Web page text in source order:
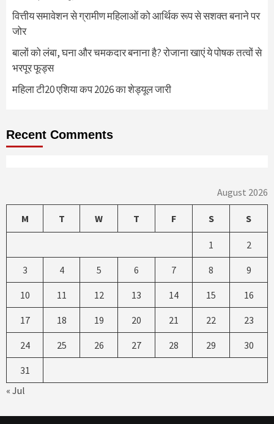
वित्तीय समावेशन से ग्रामीण महिलाओं को आर्थिक रूप से सशक्त बनाने पर
जोर
बालों को लंबा, घना और चमकदार बनाना है? रोजाना खाएं ये पोषक तत्वों से
भरपूर फूड्स
महिला टी20 एशिया कप 2026 का शेड्यूल जारी
Recent Comments
August 2026
M T W T F S S
1 2
3 4 5 6 7 8 9
10 11 12 13 14 15 16
17 18 19 20 21 22 23
24 25 26 27 28 29 30
31
« Jul